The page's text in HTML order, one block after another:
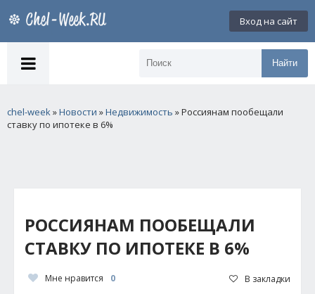
Вход на сайт
Найти
chel-week»Новости »Недвижимость » Россиянам пообещали
ставку по ипотеке в 6%
РОССИЯНАМ ПООБЕЩАЛИ
СТАВКУ ПО ИПОТЕКЕ В 6%
Мне нравится 0 В закладки